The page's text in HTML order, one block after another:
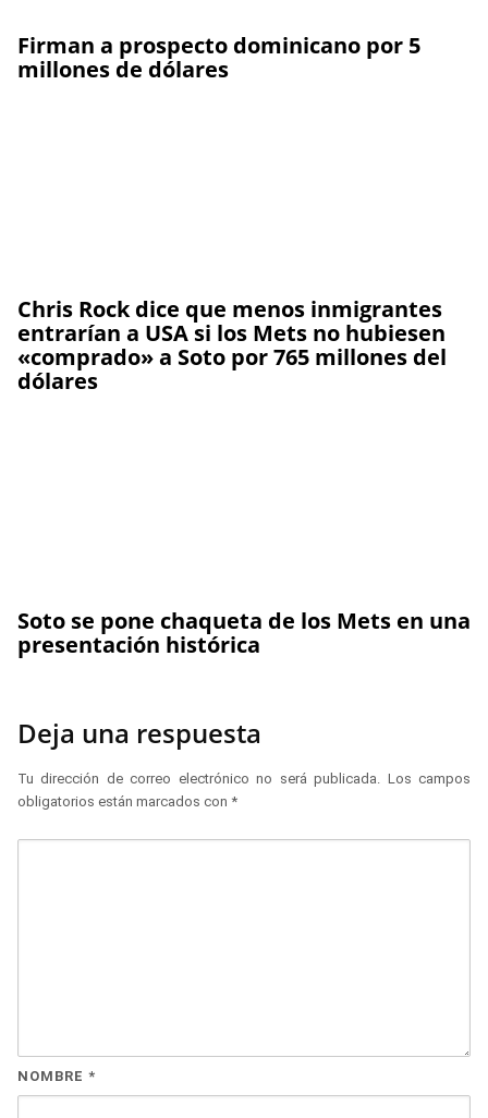
Firman a prospecto dominicano por 5
millones de dólares
Chris Rock dice que menos inmigrantes
entrarían a USA si los Mets no hubiesen
«comprado» a Soto por 765 millones del
dólares
Soto se pone chaqueta de los Mets en una
presentación histórica
Deja una respuesta
Tu dirección de correo electrónico no será publicada. Los campos
obligatorios están marcados con *
NOMBRE *